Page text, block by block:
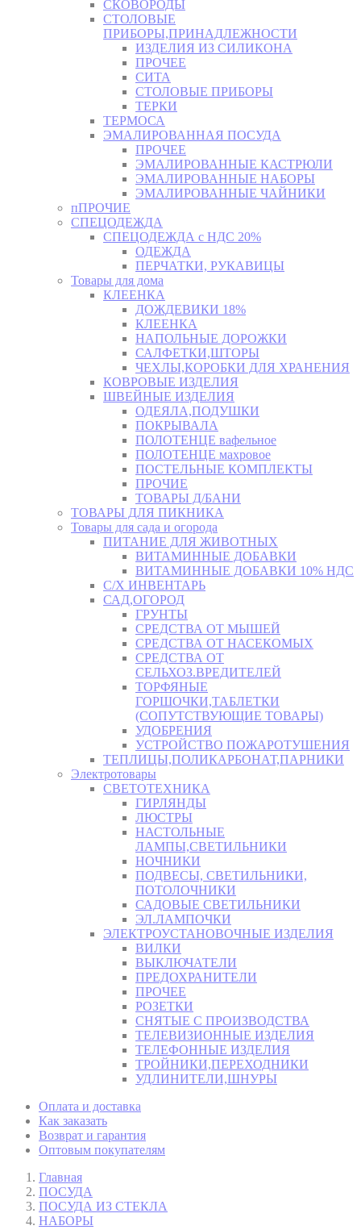
СКОВОРОДЫ
СТОЛОВЫЕ
ПРИБОРЫ,ПРИНАДЛЕЖНОСТИ
ИЗДЕЛИЯ ИЗ СИЛИКОНА
ПРОЧЕЕ
СИТА
СТОЛОВЫЕ ПРИБОРЫ
ТЕРКИ
ТЕРМОСА
ЭМАЛИРОВАННАЯ ПОСУДА
ПРОЧЕЕ
ЭМАЛИРОВАННЫЕ КАСТРЮЛИ
ЭМАЛИРОВАННЫЕ НАБОРЫ
ЭМАЛИРОВАННЫЕ ЧАЙНИКИ
пПРОЧИЕ
СПЕЦОДЕЖДА
СПЕЦОДЕЖДА с НДС 20%
ОДЕЖДА
ПЕРЧАТКИ, РУКАВИЦЫ
Товары для дома
КЛЕЕНКА
ДОЖДЕВИКИ 18%
КЛЕЕНКА
НАПОЛЬНЫЕ ДОРОЖКИ
САЛФЕТКИ,ШТОРЫ
ЧЕХЛЫ,КОРОБКИ ДЛЯ ХРАНЕНИЯ
КОВРОВЫЕ ИЗДЕЛИЯ
ШВЕЙНЫЕ ИЗДЕЛИЯ
ОДЕЯЛА,ПОДУШКИ
ПОКРЫВАЛА
ПОЛОТЕНЦЕ вафельное
ПОЛОТЕНЦЕ махровое
ПОСТЕЛЬНЫЕ КОМПЛЕКТЫ
ПРОЧИЕ
ТОВАРЫ Д/БАНИ
ТОВАРЫ ДЛЯ ПИКНИКА
Товары для сада и огорода
ПИТАНИЕ ДЛЯ ЖИВОТНЫХ
ВИТАМИННЫЕ ДОБАВКИ
ВИТАМИННЫЕ ДОБАВКИ 10% НДС
С/Х ИНВЕНТАРЬ
САД,ОГОРОД
ГРУНТЫ
СРЕДСТВА ОТ МЫШЕЙ
СРЕДСТВА ОТ НАСЕКОМЫХ
СРЕДСТВА ОТ
СЕЛЬХОЗ.ВРЕДИТЕЛЕЙ
ТОРФЯНЫЕ
ГОРШОЧКИ,ТАБЛЕТКИ
(СОПУТСТВУЮЩИЕ ТОВАРЫ)
УДОБРЕНИЯ
УСТРОЙСТВО ПОЖАРОТУШЕНИЯ
ТЕПЛИЦЫ,ПОЛИКАРБОНАТ,ПАРНИКИ
Электротовары
СВЕТОТЕХНИКА
ГИРЛЯНДЫ
ЛЮСТРЫ
НАСТОЛЬНЫЕ
ЛАМПЫ,СВЕТИЛЬНИКИ
НОЧНИКИ
ПОДВЕСЫ, СВЕТИЛЬНИКИ,
ПОТОЛОЧНИКИ
САДОВЫЕ СВЕТИЛЬНИКИ
ЭЛ.ЛАМПОЧКИ
ЭЛЕКТРОУСТАНОВОЧНЫЕ ИЗДЕЛИЯ
ВИЛКИ
ВЫКЛЮЧАТЕЛИ
ПРЕДОХРАНИТЕЛИ
ПРОЧЕЕ
РОЗЕТКИ
СНЯТЫЕ С ПРОИЗВОДСТВА
ТЕЛЕВИЗИОННЫЕ ИЗДЕЛИЯ
ТЕЛЕФОННЫЕ ИЗДЕЛИЯ
ТРОЙНИКИ,ПЕРЕХОДНИКИ
УДЛИНИТЕЛИ,ШНУРЫ
Оплата и доставка
Как заказать
Возврат и гарантия
Оптовым покупателям
Главная
ПОСУДА
ПОСУДА ИЗ СТЕКЛА
НАБОРЫ